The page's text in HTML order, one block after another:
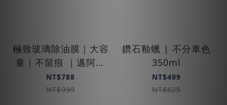
極致玻璃除油膜｜大容
量｜不留痕 ｜邁阿密
特仕版
NT$788
NT$999
鑽石釉蠟 | 不分車色
350ml
NT$499
NT$625